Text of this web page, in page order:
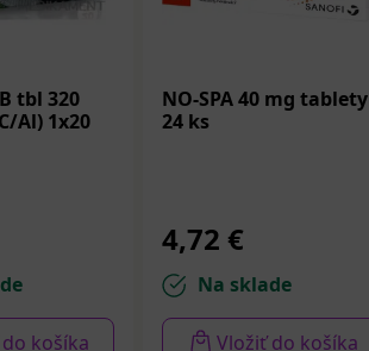
s tráviacim
ponúkajú
väčších
tbl 320
Al) 1x20
košíka
NO-SPA 40 mg tablety
24 ks
4,72 €
Na sklade
Vložiť do košíka